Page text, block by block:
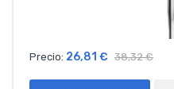
Precio: 26,81 € 38,32 €